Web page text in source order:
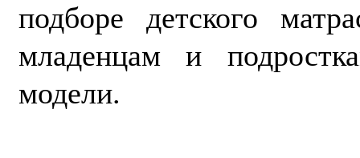
подборе детского
младенцам и
модели.